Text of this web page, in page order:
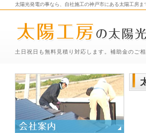
太陽光発電の事なら、自社施工の神戸市にある太陽工房ま
土日祝日も無料見積り対応します。補助金のご